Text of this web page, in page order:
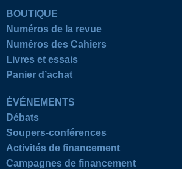
BOUTIQUE
Numéros de la revue
Numéros des Cahiers
Livres et essais
Panier d’achat
ÉVÉNEMENTS
Débats
Soupers-conférences
Activités de financement
Campagnes de financement